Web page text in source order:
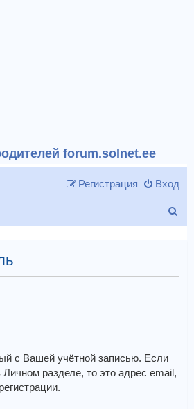
forum.solnet.ee
Вход
Регистрация
с
с Вашей учётной записью. Если
разделе, то это адрес email,